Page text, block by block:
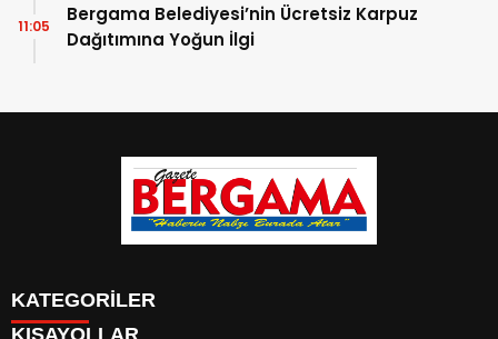
Bergama Belediyesi’nin Ücretsiz Karpuz
Dağıtımına Yoğun İlgi
11:05
KATEGORİLER
KISAYOLLAR